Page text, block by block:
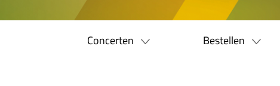
Concerten Bestellen